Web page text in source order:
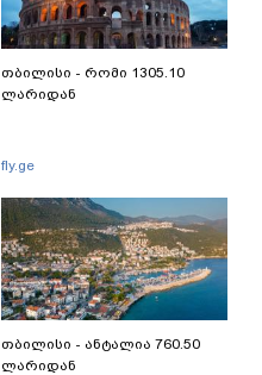
თბილისი - რომი 1305.10
ლარიდან
fly.ge
თბილისი - ანტალია 760.50
ლარიდან